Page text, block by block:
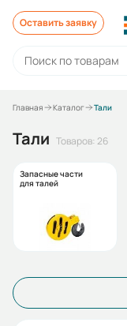
Оставить заявку
Главная Каталог Тали
Тали Товаров: 26
Запасные части
для талей